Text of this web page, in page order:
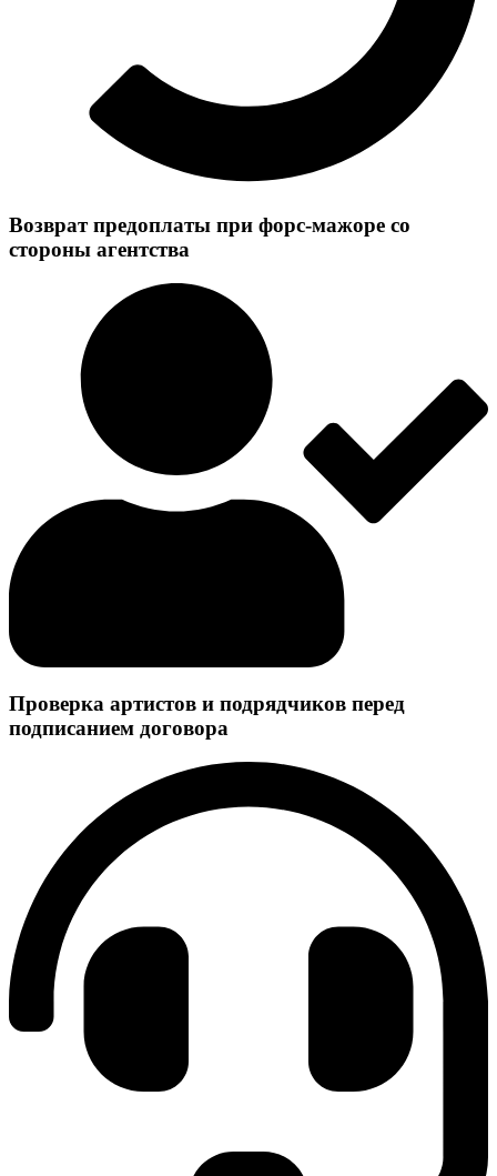
Возврат предоплаты при форс-мажоре со
стороны агентства
Проверка артистов и подрядчиков перед
подписанием договора